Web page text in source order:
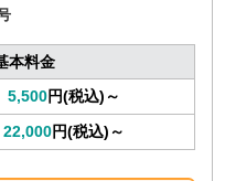
本料金
5,500円(税込)～
22,000円(税込)～